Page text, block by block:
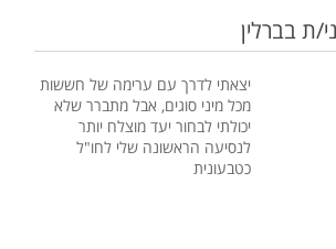
ת בברלין
יצאתי לדרך עם ערימה של חששות
מכל מיני סוגים, אבל מתברר שלא
יכולתי לבחור יעד מוצלח יותר
לנסיעה הראשונה שלי לחו"ל
כטבעונית